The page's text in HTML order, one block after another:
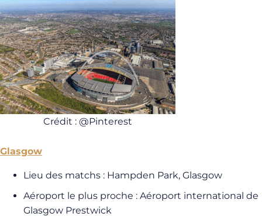
Crédit : @Pinterest
Glasgow
Lieu des matchs : Hampden Park, Glasgow
Aéroport le plus proche : Aéroport international de
Glasgow Prestwick